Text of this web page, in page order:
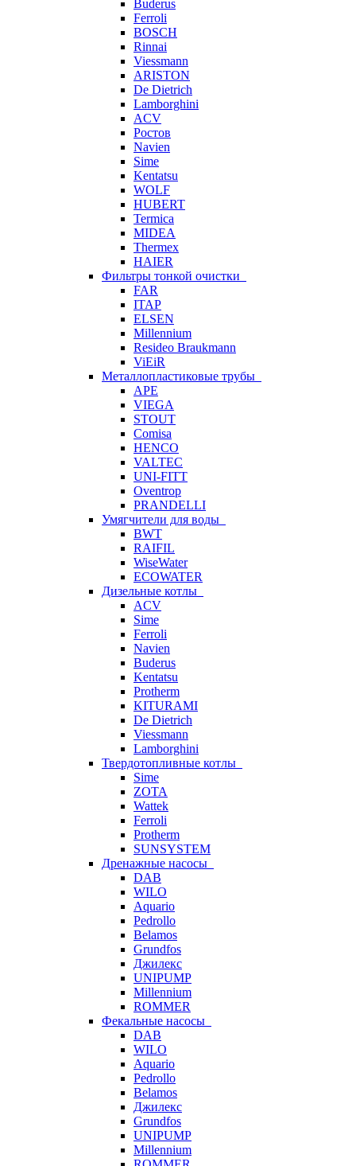
Buderus
Ferroli
BOSCH
Rinnai
Viessmann
ARISTON
De Dietrich
Lamborghini
ACV
Ростов
Navien
Sime
Kentatsu
WOLF
HUBERT
Termica
MIDEA
Thermex
HAIER
Фильтры тонкой очистки
FAR
ITAP
ELSEN
Millennium
Resideo Braukmann
ViEiR
Металлопластиковые трубы
APE
VIEGA
STOUT
Comisa
HENCO
VALTEC
UNI-FITT
Oventrop
PRANDELLI
Умягчители для воды
BWT
RAIFIL
WiseWater
ECOWATER
Дизельные котлы
ACV
Sime
Ferroli
Navien
Buderus
Kentatsu
Protherm
KITURAMI
De Dietrich
Viessmann
Lamborghini
Твердотопливные котлы
Sime
ZOTA
Wattek
Ferroli
Protherm
SUNSYSTEM
Дренажные насосы
DAB
WILO
Aquario
Pedrollo
Belamos
Grundfos
Джилекс
UNIPUMP
Millennium
ROMMER
Фекальные насосы
DAB
WILO
Aquario
Pedrollo
Belamos
Джилекс
Grundfos
UNIPUMP
Millennium